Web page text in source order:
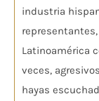
industria
Latinoamérica
veces,
hayas